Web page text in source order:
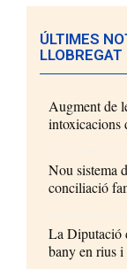
ÚLTIMES
LLOBREGAT
Augment de
intoxicacions
Nou sistema
conciliació
La Diputació
bany en rius i